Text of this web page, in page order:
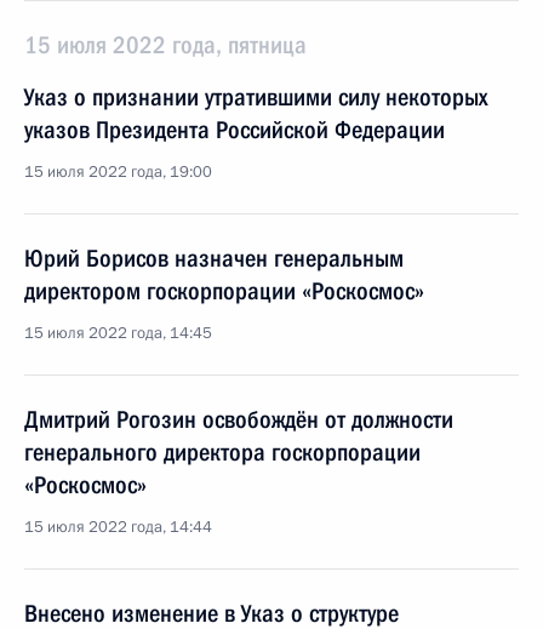
15 июля 2022 года, пятница
Указ о признании утратившими силу некоторых
указов Президента Российской Федерации
15 июля 2022 года, 19:00
Юрий Борисов назначен генеральным
директором госкорпорации «Роскосмос»
15 июля 2022 года, 14:45
Дмитрий Рогозин освобождён от должности
генерального директора госкорпорации
«Роскосмос»
15 июля 2022 года, 14:44
Внесено изменение в Указ о структуре